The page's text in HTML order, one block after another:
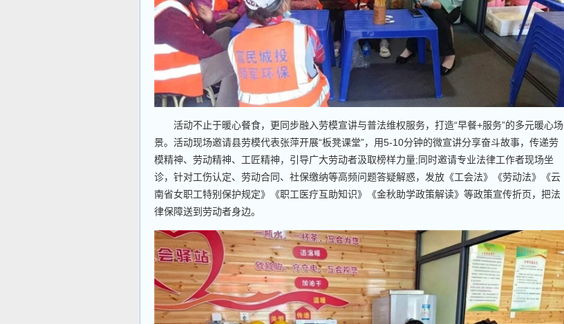
活动不止于暖心餐食，更同步融入劳模宣讲与普法维权服务，打造“早餐+服务”的多元暖心场
景。活动现场邀请县劳模代表张萍开展“板凳课堂”，用5-10分钟的微宣讲分享奋斗故事，传递劳
模精神、劳动精神、工匠精神，引导广大劳动者汲取榜样力量;同时邀请专业法律工作者现场坐
诊，针对工伤认定、劳动合同、社保缴纳等高频问题答疑解惑，发放《工会法》《劳动法》《云
南省女职工特别保护规定》《职工医疗互助知识》《金秋助学政策解读》等政策宣传折页，把法
律保障送到劳动者身边。